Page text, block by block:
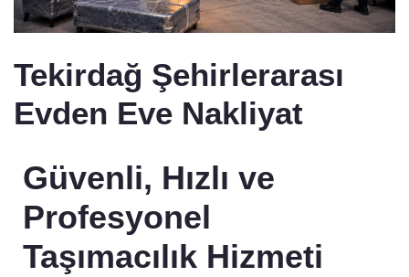
Tekirdağ Şehirlerarası
Evden Eve Nakliyat
Güvenli, Hızlı ve
Profesyonel
Taşımacılık Hizmeti